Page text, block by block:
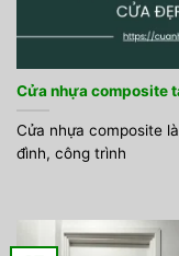
Cửa nhựa composite
Cửa nhựa composite
đình, công trình